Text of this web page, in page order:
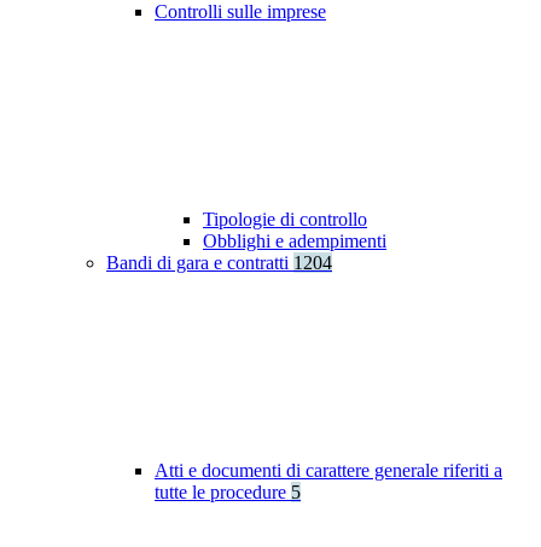
Controlli sulle imprese
Tipologie di controllo
Obblighi e adempimenti
Bandi di gara e contratti 1204
Atti e documenti di carattere generale riferiti a
tutte le procedure 5